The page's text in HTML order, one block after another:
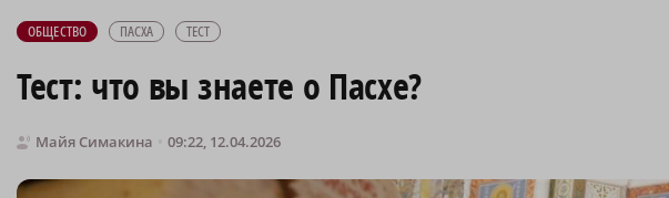
ОБЩЕСТВО ПАСХА ТЕСТ
Тест: что вы знаете о Пасхе?
Майя Симакина 09:22, 12.04.2026